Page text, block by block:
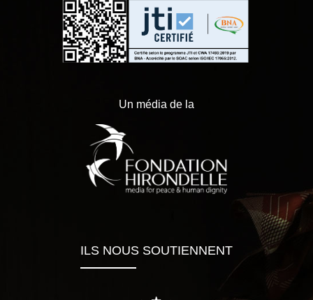
Un média de la
ILS NOUS SOUTIENNENT